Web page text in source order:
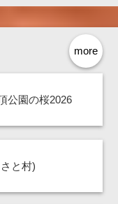
more
公園の桜2026
と村)